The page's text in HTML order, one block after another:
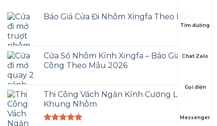
Báo Giá Cửa Đi Nhôm Xingfa Theo Mẫu
Cửa Sổ Nhôm Kính Xingfa – Báo Giá Thi
Công Theo Mẫu 2026
Thi Công Vách Ngăn Kính Cường Lực
Khung Nhôm
Tìm đường
Chat Zalo
Gọi điện
Messenger